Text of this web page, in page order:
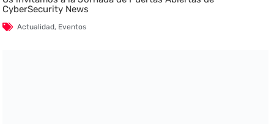
CyberSecurity News
Actualidad, Eventos